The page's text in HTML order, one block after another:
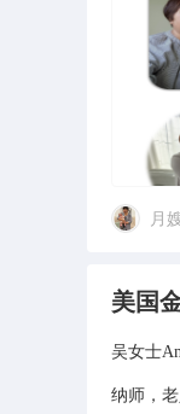
月
美国
吴女士
纳师，